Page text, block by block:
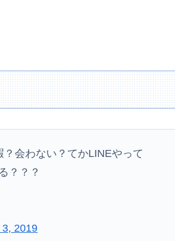
会わない？てかLINEやって
？？？
3, 2019